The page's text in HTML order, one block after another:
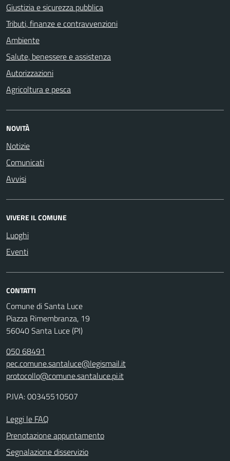
Giustizia e sicurezza pubblica
Tributi, finanze e contravvenzioni
Ambiente
Salute, benessere e assistenza
Autorizzazioni
Agricoltura e pesca
NOVITÀ
Notizie
Comunicati
Avvisi
VIVERE IL COMUNE
Luoghi
Eventi
CONTATTI
Comune di Santa Luce
Piazza Rimembranza, 19
56040 Santa Luce (PI)
050 68491
pec.comune.santaluce@legismail.it
protocollo@comune.santaluce.pi.it
P.IVA: 00345510507
Leggi le FAQ
Prenotazione appuntamento
Segnalazione disservizio